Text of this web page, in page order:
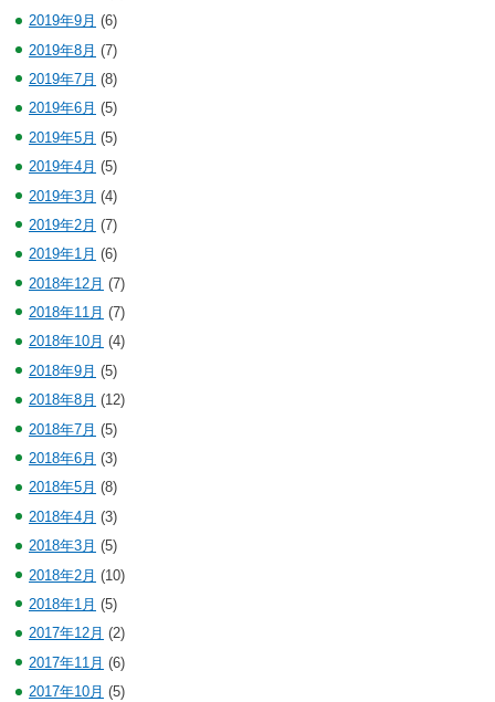
2019年9月 (6)
2019年8月 (7)
2019年7月 (8)
2019年6月 (5)
2019年5月 (5)
2019年4月 (5)
2019年3月 (4)
2019年2月 (7)
2019年1月 (6)
2018年12月 (7)
2018年11月 (7)
2018年10月 (4)
2018年9月 (5)
2018年8月 (12)
2018年7月 (5)
2018年6月 (3)
2018年5月 (8)
2018年4月 (3)
2018年3月 (5)
2018年2月 (10)
2018年1月 (5)
2017年12月 (2)
2017年11月 (6)
2017年10月 (5)